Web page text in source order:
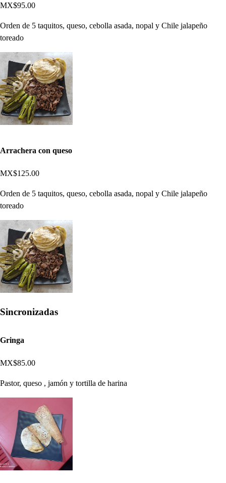
MX$95.00
Orden de 5 taquitos, queso, cebolla asada, nopal y Chile jalapeño
toreado
Arrachera con queso
MX$125.00
Orden de 5 taquitos, queso, cebolla asada, nopal y Chile jalapeño
toreado
Sincronizadas
Gringa
MX$85.00
Pastor, queso , jamón y tortilla de harina